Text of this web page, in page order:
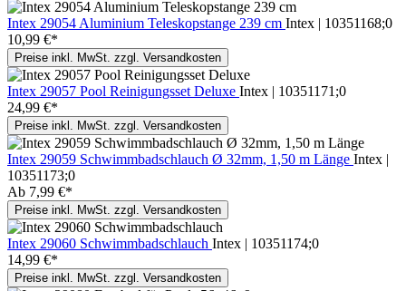
Intex 29054 Aluminium Teleskopstange 239 cm Intex | 10351168;0
10,99 €*
Preise inkl. MwSt. zzgl. Versandkosten
Intex 29057 Pool Reinigungsset Deluxe Intex | 10351171;0
24,99 €*
Preise inkl. MwSt. zzgl. Versandkosten
Intex 29059 Schwimmbadschlauch Ø 32mm, 1,50 m Länge Intex |
10351173;0
Ab 7,99 €*
Preise inkl. MwSt. zzgl. Versandkosten
Intex 29060 Schwimmbadschlauch Intex | 10351174;0
14,99 €*
Preise inkl. MwSt. zzgl. Versandkosten